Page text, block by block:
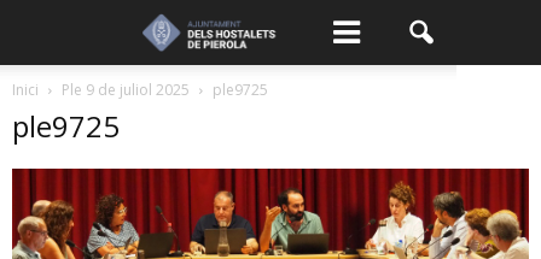
Inici Ple 9 de juliol 2025 ple9725
ple9725